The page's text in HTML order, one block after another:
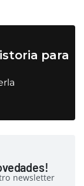
para
newsletter